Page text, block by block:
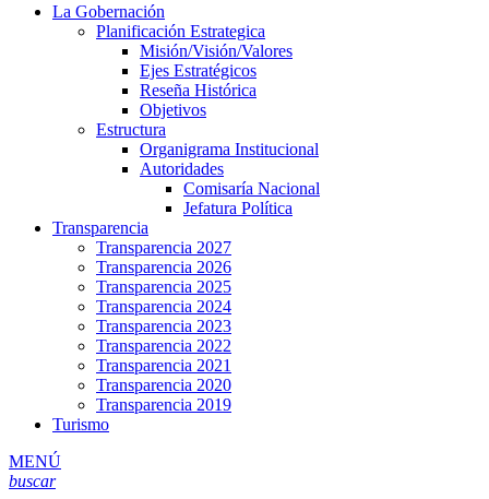
La Gobernación
Planificación Estrategica
Misión/Visión/Valores
Ejes Estratégicos
Reseña Histórica
Objetivos
Estructura
Organigrama Institucional
Autoridades
Comisaría Nacional
Jefatura Política
Transparencia
Transparencia 2027
Transparencia 2026
Transparencia 2025
Transparencia 2024
Transparencia 2023
Transparencia 2022
Transparencia 2021
Transparencia 2020
Transparencia 2019
Turismo
MENÚ
buscar